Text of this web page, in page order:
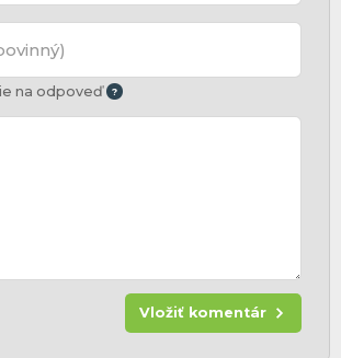
na odpoveď
Vložiť komentár